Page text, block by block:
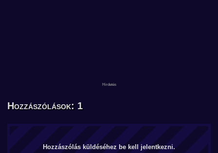
Hozzászólások: 1
Hozzászólás küldéséhez be kell jelentkezni.